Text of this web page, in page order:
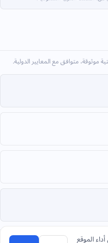
متوافق مع المعايير الدولية.
الموقع